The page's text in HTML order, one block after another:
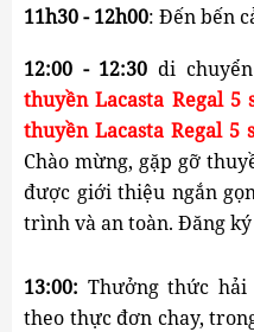
11h30 - 12h00: Đến bến
12:00 - 12:30 di
thuyền Lacasta Regal 5
thuyền Lacasta Regal 5
Chào mừng, gặp gỡ
được giới thiệu ngắn
trình và an toàn. Đăng
13:00: Thưởng thức
theo thực đơn chay,